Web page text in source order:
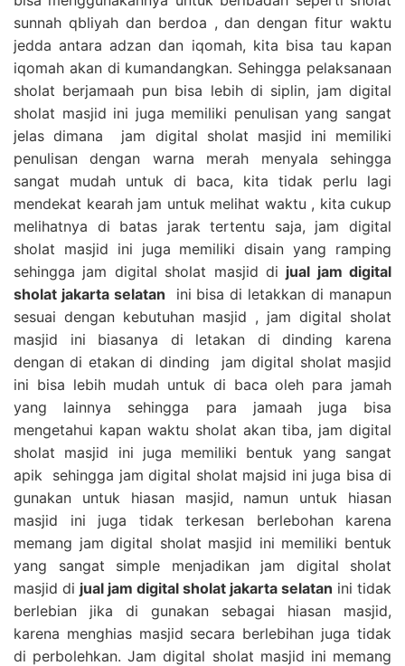
sunnah qbliyah dan berdoa , dan dengan fitur waktu
jedda antara adzan dan iqomah, kita bisa tau kapan
iqomah akan di kumandangkan. Sehingga pelaksanaan
sholat berjamaah pun bisa lebih di siplin, jam digital
sholat masjid ini juga memiliki penulisan yang sangat
jelas dimana jam digital sholat masjid ini memiliki
penulisan dengan warna merah menyala sehingga
sangat mudah untuk di baca, kita tidak perlu lagi
mendekat kearah jam untuk melihat waktu , kita cukup
melihatnya di batas jarak tertentu saja, jam digital
sholat masjid ini juga memiliki disain yang ramping
sehingga jam digital sholat masjid di jual jam digital
sholat jakarta selatan ini bisa di letakkan di manapun
sesuai dengan kebutuhan masjid , jam digital sholat
masjid ini biasanya di letakan di dinding karena
dengan di etakan di dinding jam digital sholat masjid
ini bisa lebih mudah untuk di baca oleh para jamah
yang lainnya sehingga para jamaah juga bisa
mengetahui kapan waktu sholat akan tiba, jam digital
sholat masjid ini juga memiliki bentuk yang sangat
apik sehingga jam digital sholat majsid ini juga bisa di
gunakan untuk hiasan masjid, namun untuk hiasan
masjid ini juga tidak terkesan berlebohan karena
memang jam digital sholat masjid ini memiliki bentuk
yang sangat simple menjadikan jam digital sholat
masjid di jual jam digital sholat jakarta selatan ini tidak
berlebian jika di gunakan sebagai hiasan masjid,
karena menghias masjid secara berlebihan juga tidak
di perbolehkan. Jam digital sholat masjid ini memang